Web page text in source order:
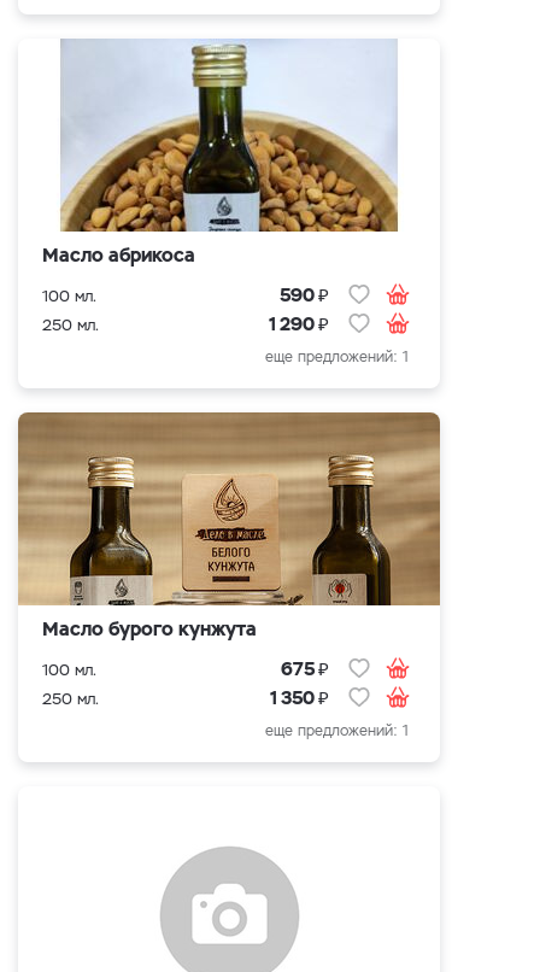
Масло абрикоса
100 мл. 590₽
250 мл. 1 290₽
еще предложений: 1
Масло бурого кунжута
100 мл. 675₽
250 мл. 1 350₽
еще предложений: 1